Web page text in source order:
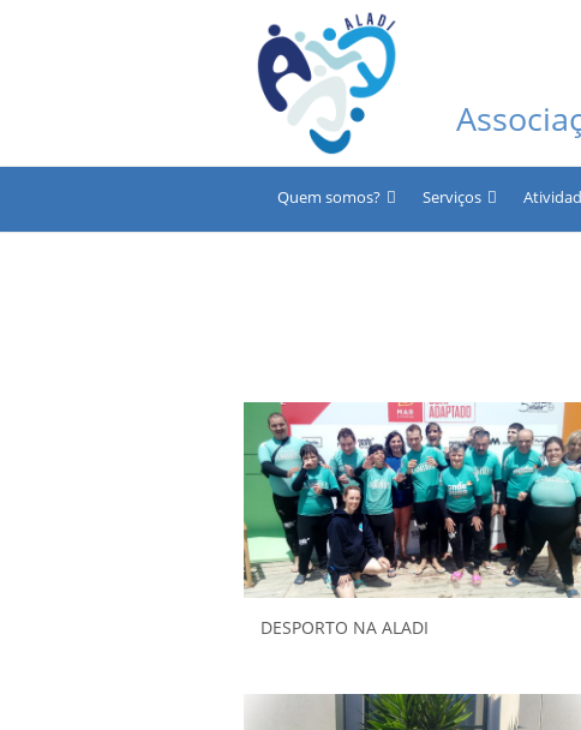
Quem somos? Serviços
DESPORTO NA ALADI